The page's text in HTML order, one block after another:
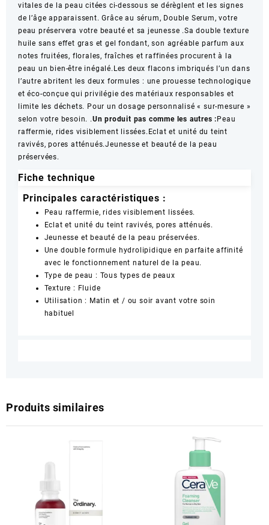
vitales de la peau citées ci-dessous se dérèglent et les signes
de l’âge apparaissent. Grâce au sérum, Double Serum, votre
peau préservera votre beauté et sa jeunesse .Sa double texture
huile sans effet gras et gel fondant, son agréable parfum aux
notes fruitées, florales, fraîches et raffinées procurent à la
peau un bien-être inégalé.Les deux flacons imbriqués l’un dans
l’autre abritent les deux formules : une prouesse technologique
et éco-conçue qui privilégie des matériaux responsables et
limite les déchets. Pour un dosage personnalisé « sur-mesure »
selon votre besoin. .Un produit pas comme les autres : Peau
raffermie, rides visiblement lissées.Eclat et unité du teint
ravivés, pores atténués.Jeunesse et beauté de la peau
préservées.
Fiche technique
Principales caractéristiques :
Peau raffermie, rides visiblement lissées.
Eclat et unité du teint ravivés, pores atténués.
Jeunesse et beauté de la peau préservées.
Une double formule hydrolipidique en parfaite affinité
avec le fonctionnement naturel de la peau.
Type de peau : Tous types de peaux
Texture : Fluide
Utilisation : Matin et / ou soir avant votre soin
habituel
Produits similaires